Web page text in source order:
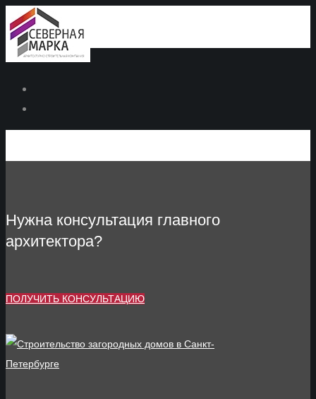
Нужна консультация главного
архитектора?
ПОЛУЧИТЬ КОНСУЛЬТАЦИЮ